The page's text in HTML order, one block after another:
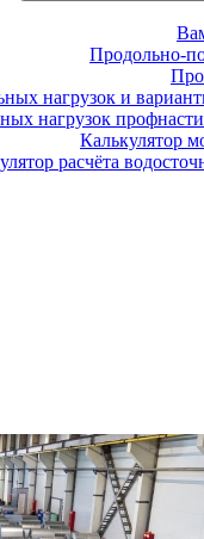
Продольно-
нагрузок и
нагрузок
Калькулятор
расчёта